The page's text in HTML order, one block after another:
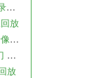
12月14日 世界杯半决赛 阿根廷vs克罗地亚 全场录像回放
放
12月11日 世界杯1/4决赛 摩洛哥vs葡萄牙 全场录像回放
12月10日 中超第30轮 天津津门虎vs河南嵩山龙门 全场录像回放
放